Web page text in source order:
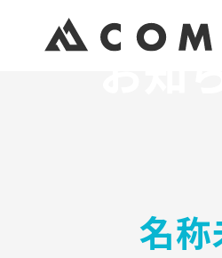
お知
名